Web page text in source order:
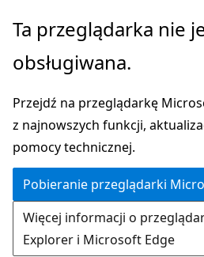
Przejdź
głównej
Przejdź
nawigacji
stronie
Ta przeglądarka nie
obsługiwana.
Przejdź na przeglądarkę
z najnowszych funkcji,
pomocy technicznej.
Pobieranie przeglądarki
Więcej informacji o
Explorer i Microsoft Edge